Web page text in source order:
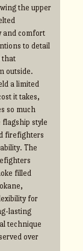
the upper
and comfort
to detail
that
outside.
a limited
it takes,
so much
flagship style
firefighters
The
filled
for
lasting
technique
over